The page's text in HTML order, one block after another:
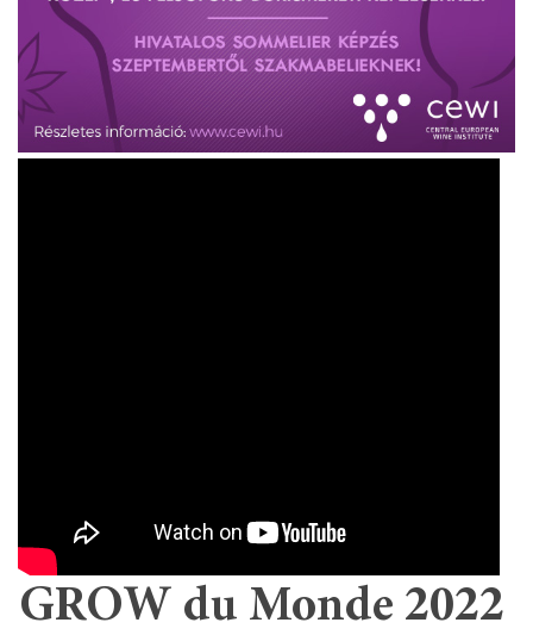
GROW du Monde 2022